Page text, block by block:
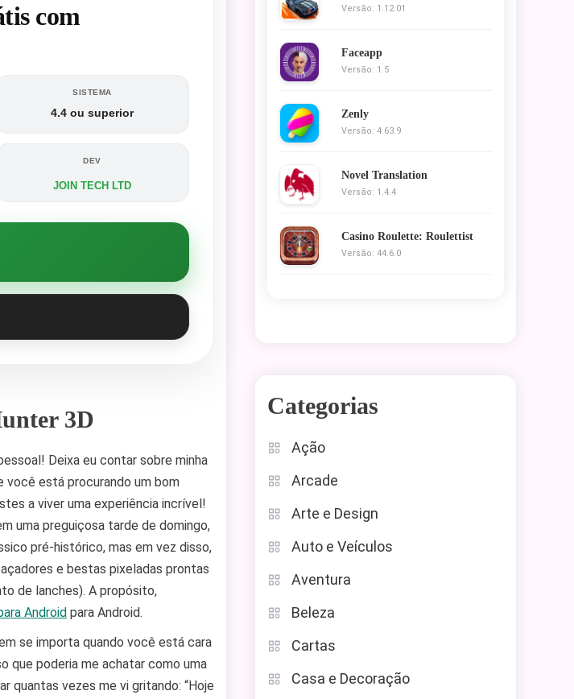
com
SISTEMA
4.4 ou superior
DEV
JOIN TECH LTD
3D
Deixa eu contar sobre minha
você está procurando um bom
a viver uma experiência incrível!
uma preguiçosa tarde de domingo,
pré-histórico, mas em vez disso,
e bestas pixeladas prontas
de lanches). A propósito,
Android para Android.
se importa quando você está cara
que poderia me achatar como uma
quantas vezes me vi gritando: “Hoje
Versão: 1.12.01
Faceapp
Versão: 1.5
Zenly
Versão: 4.63.9
Novel Translation
Versão: 1.4.4
Casino Roulette: Roulettist
Versão: 44.6.0
Categorias
Ação
Arcade
Arte e Design
Auto e Veículos
Aventura
Beleza
Cartas
Casa e Decoração